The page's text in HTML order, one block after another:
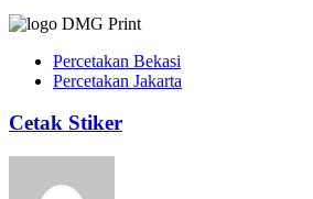
Percetakan Bekasi
Percetakan Jakarta
Cetak Stiker